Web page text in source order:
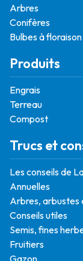
Arbres
Conifères
Bulbes à
Produits
Engrais
Terreau
Compost
Trucs et
Les conseils de
Annuelles
Arbres, arbustes
Conseils utiles
Semis, fines
Fruitiers
Gazon